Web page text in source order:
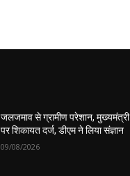
जलजमाव से ग्रामीण परेशान,
पर शिकायत दर्ज, डीएम ने लिया संज्ञान
09/08/2026